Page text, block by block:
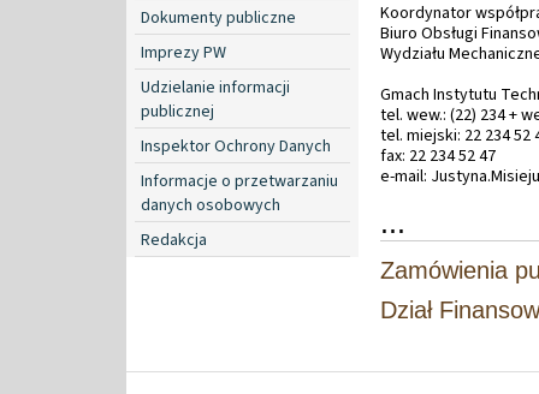
Dokumenty publiczne
Imprezy PW
Udzielanie informacji
publicznej
Inspektor Ochrony Danych
Informacje o przetwarzaniu
danych osobowych
Redakcja
Koordynator
Biuro Obsługi
Wydziału
Gmach Instytutu
tel. wew.: (22) 234 +
tel. miejski: 22 234 52
fax: 22 234 52 47
e-mail:
...
Zamówienia
Dział